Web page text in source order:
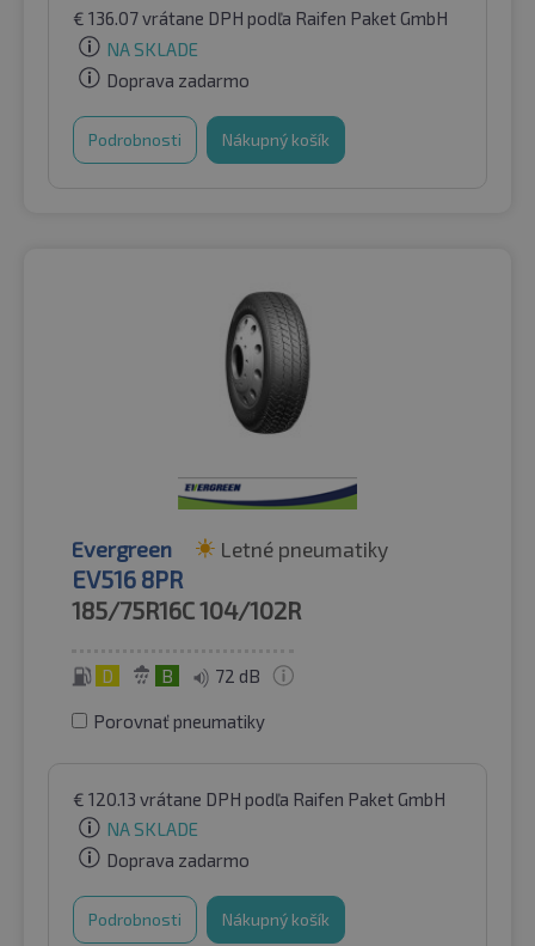
€ 136.07vrátane DPH podľa Raifen Paket GmbH
NA SKLADE
Doprava zadarmo
Podrobnosti Nákupný košík
Evergreen Letné pneumatiky
EV516 8PR
185/75R16C104/102R
D B 72 dB
Porovnať pneumatiky
€ 120.13 vrátane DPH podľa Raifen Paket GmbH
NA SKLADE
Doprava zadarmo
Podrobnosti Nákupný košík